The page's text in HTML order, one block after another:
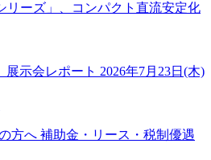
リーズ」、コンパクト直流安定化
展示会レポート 2026年7月23日(木)
方へ 補助金・リース・税制優遇